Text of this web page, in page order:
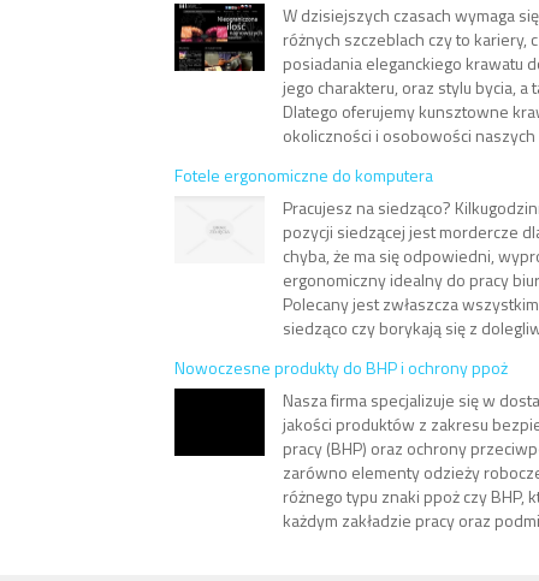
W dzisiejszych czasach wymaga
różnych szczeblach czy to kariery,
posiadania eleganckiego krawatu
jego charakteru, oraz stylu bycia, a
Dlatego oferujemy kunsztowne
okoliczności i osobowości
Fotele ergonomiczne do komputera
Pracujesz na siedząco?
pozycji siedzącej jest mordercze
chyba, że ma się odpowiedni,
ergonomiczny idealny do pracy
Polecany jest zwłaszcza
siedząco czy borykają się z
Nowoczesne produkty do BHP i ochrony ppoż
Nasza firma specjalizuje się w
jakości produktów z zakresu
pracy (BHP) oraz ochrony
zarówno elementy odzieży
różnego typu znaki ppoż czy BHP,
każdym zakładzie pracy oraz